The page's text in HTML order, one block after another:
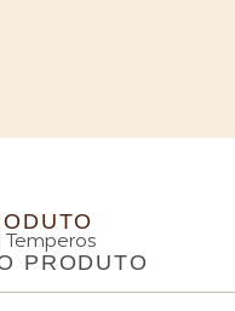
Temperos
PRODUTO